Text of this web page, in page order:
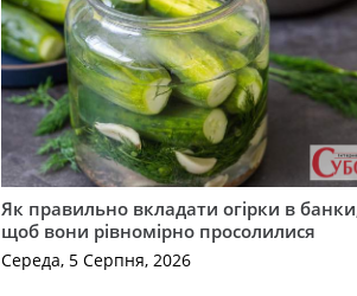
Як правильно вкладати огірки в
щоб вони рівномірно просолилися
Середа, 5 Серпня, 2026